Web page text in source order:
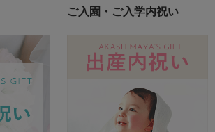
ご入園・ご入学内祝い